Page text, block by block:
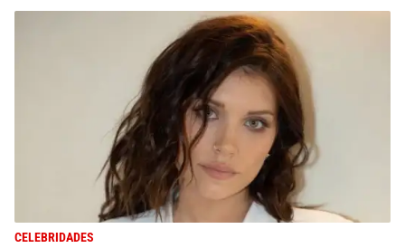
CELEBRIDADES